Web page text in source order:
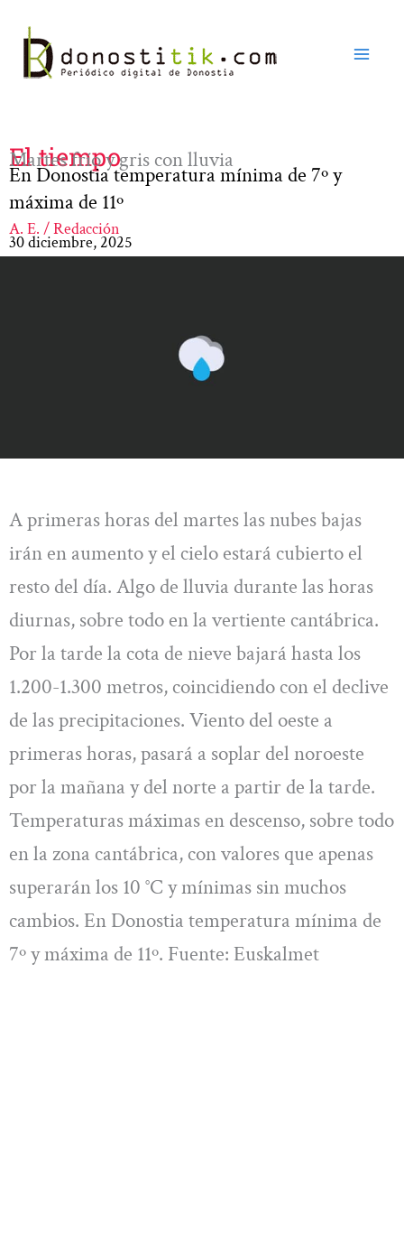
contenido
El tiempo
Martes frío y gris con lluvia
En Donostia temperatura mínima de 7º y
máxima de 11º
A. E. / Redacción
30 diciembre, 2025
A primeras horas del martes las nubes bajas
irán en aumento y el cielo estará cubierto el
resto del día. Algo de lluvia durante las horas
diurnas, sobre todo en la vertiente cantábrica.
Por la tarde la cota de nieve bajará hasta los
1.200-1.300 metros, coincidiendo con el declive
de las precipitaciones. Viento del oeste a
primeras horas, pasará a soplar del noroeste
por la mañana y del norte a partir de la tarde.
Temperaturas máximas en descenso, sobre todo
en la zona cantábrica, con valores que apenas
superarán los 10 °C y mínimas sin muchos
cambios. En Donostia temperatura mínima de
7º y máxima de 11º. Fuente: Euskalmet